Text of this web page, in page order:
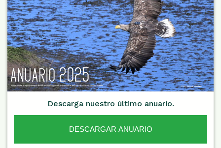
Descarga nuestro último anuario.
DESCARGAR ANUARIO